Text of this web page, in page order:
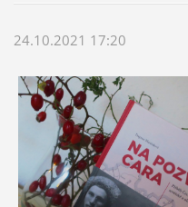
24.10.2021 17:20